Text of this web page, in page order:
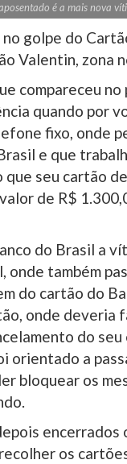
é a mais nova
golpe do
Valentin, zona
compareceu
quando por
fixo, onde
e que
que seu cartão
de R$
do Brasil a
também
do cartão do
onde deveria
do
orientado a
bloquear os
os